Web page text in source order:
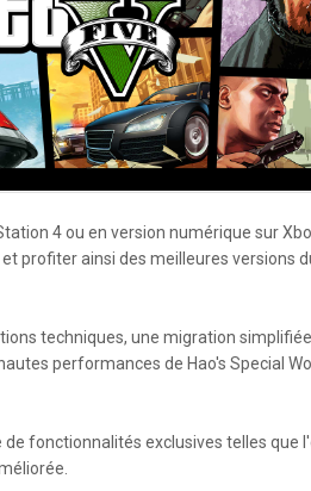
4 ou en version numérique sur
profiter ainsi des meilleures versions
techniques, une migration
performances de Hao's Special
fonctionnalités exclusives telles